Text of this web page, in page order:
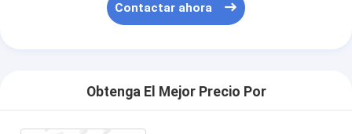
Contactar ahora
Obtenga El Mejor Precio Por